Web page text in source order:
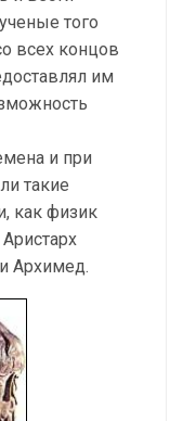
того
всех концов
им
и при
такие
как физик
Архимед.